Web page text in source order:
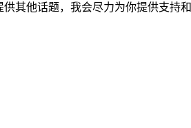
其他话题，我会尽力为你提供支